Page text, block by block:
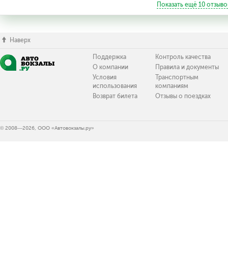
Показать ещё 10
Наверх
Поддержка
О компании
Условия
использования
Возврат билета
Контроль качества
Правила и документы
Транспортным
компаниям
Отзывы о поездках
© 2008—2026, ООО «Автовокзалы.ру»